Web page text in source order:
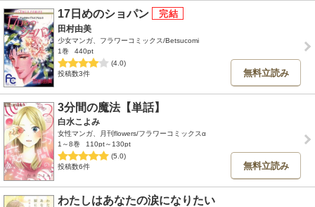
17日めのショパン
田村由美
少女マンガ、フラワーコミックス/Betsucomi
1巻
440pt
(4.0)
投稿数3件
無料立読み
3分間の魔法【単話】
白水こよみ
女性マンガ、月刊flowers/フラワーコミックスα
1～8巻
110pt～130pt
(5.0)
投稿数6件
無料立読み
わたしはあなたの涙になりたい